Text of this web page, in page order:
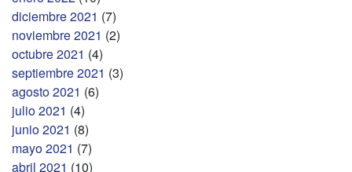
diciembre 2021 (7)
noviembre 2021 (2)
octubre 2021 (4)
septiembre 2021 (3)
agosto 2021 (6)
julio 2021 (4)
junio 2021 (8)
mayo 2021 (7)
abril 2021 (10)